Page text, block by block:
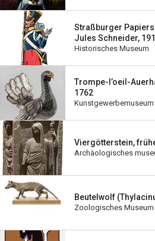
Straßburger
Jules Schneider,
Historisches Museum
Trompe-l’oeil-
1762
Kunstgewerbemuseum
Viergötterstein,
Archäologisches
Beutelwolf
Zoologisches Museum